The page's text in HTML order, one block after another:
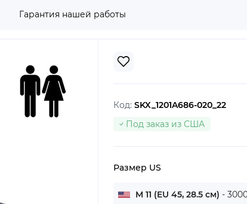
Гарантия нашей работы
Код: SKX_1201A686-020_22
Под заказ из США
Размер US
M 11 (EU 45, 28.5 см) -